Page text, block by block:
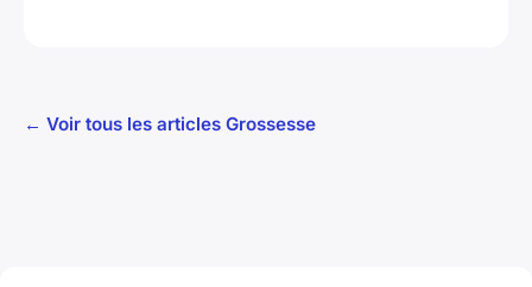
← Voir tous les articles Grossesse